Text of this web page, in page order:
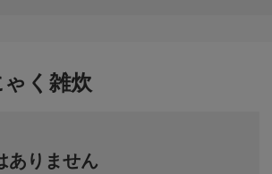
く雑炊
ありません